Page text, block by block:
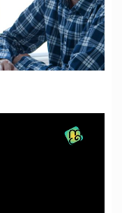
نمایشگر